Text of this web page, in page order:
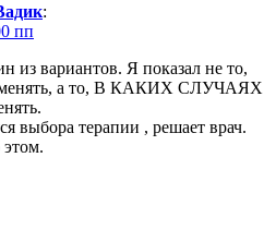
:
пп
из вариантов. Я показал не то,
а то, В КАКИХ СЛУЧАЯХ
выбора терапии , решает врач.